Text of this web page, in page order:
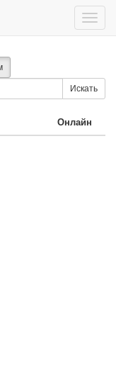
Toggle
Искать
Онлайн